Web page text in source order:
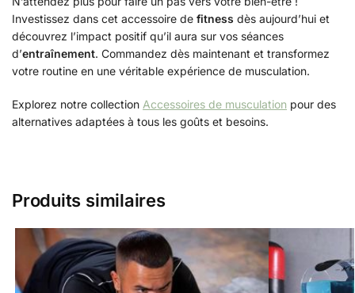
Investissez dans cet accessoire de fitness dès aujourd’hui et
découvrez l’impact positif qu’il aura sur vos séances
d’entraînement. Commandez dès maintenant et transformez
votre routine en une véritable expérience de musculation.
Explorez notre collection Accessoires de musculation pour des
alternatives adaptées à tous les goûts et besoins.
Produits similaires